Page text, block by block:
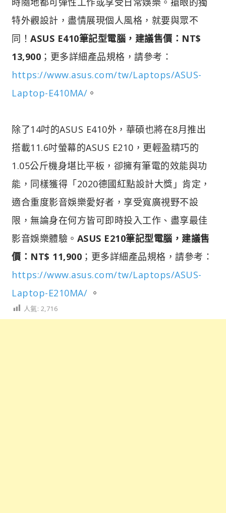
特外觀設計，盡情展現個人風格，就要與眾不
同！ ASUS E410筆記型電腦，建議售價：NT$
13,900 ；更多詳細產品規格，請參考：
https://www.asus.com/tw/Laptops/ASUS-
Laptop-E410MA/ 。
除了14吋的ASUS E410外，華碩也將在8月推出
搭載11.6吋螢幕的ASUS E210，更輕盈精巧的
1.05公斤機身堪比平板，卻擁有筆電的效能與功
能，同樣獲得「2020德國紅點設計大獎」肯定，
適合重度影音娛樂愛好者，享受寬廣視野不設
限，無論身在何方皆可即時投入工作、盡享最佳
影音娛樂體驗。 ASUS E210筆記型電腦，建議售
價：NT$ 11,900 ；更多詳細產品規格，請參考：
https://www.asus.com/tw/Laptops/ASUS-
Laptop-E210MA/ 。
人氣: 2,716